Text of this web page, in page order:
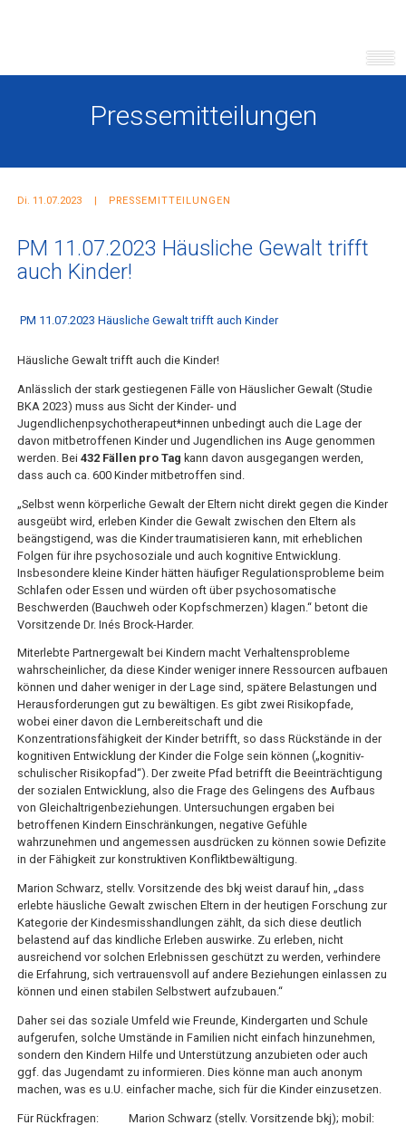
Pressemitteilungen
Di. 11.07.2023 PRESSEMITTEILUNGEN
PM 11.07.2023 Häusliche Gewalt trifft
auch Kinder!
PM 11.07.2023 Häusliche Gewalt trifft auch Kinder
Häusliche Gewalt trifft auch die Kinder!
Anlässlich der stark gestiegenen Fälle von Häuslicher Gewalt (Studie
BKA 2023) muss aus Sicht der Kinder- und
Jugendlichenpsychotherapeut*innen unbedingt auch die Lage der
davon mitbetroffenen Kinder und Jugendlichen ins Auge genommen
werden. Bei432 Fällen pro Tag kann davon ausgegangen werden,
dass auch ca. 600 Kinder mitbetroffen sind.
„Selbst wenn körperliche Gewalt der Eltern nicht direkt gegen die Kinder
ausgeübt wird, erleben Kinder die Gewalt zwischen den Eltern als
beängstigend, was die Kinder traumatisieren kann, mit erheblichen
Folgen für ihre psychosoziale und auch kognitive Entwicklung.
Insbesondere kleine Kinder hätten häufiger Regulationsprobleme beim
Schlafen oder Essen und würden oft über psychosomatische
Beschwerden (Bauchweh oder Kopfschmerzen) klagen.“ betont die
Vorsitzende Dr. Inés Brock-Harder.
Miterlebte Partnergewalt bei Kindern macht Verhaltensprobleme
wahrscheinlicher, da diese Kinder weniger innere Ressourcen aufbauen
können und daher weniger in der Lage sind, spätere Belastungen und
Herausforderungen gut zu bewältigen. Es gibt zwei Risikopfade,
wobei einer davon die Lernbereitschaft und die
Konzentrationsfähigkeit der Kinder betrifft, so dass Rückstände in der
kognitiven Entwicklung der Kinder die Folge sein können („kognitiv-
schulischer Risikopfad“). Der zweite Pfad betrifft die Beeinträchtigung
der sozialen Entwicklung, also die Frage des Gelingens des Aufbaus
von Gleichaltrigenbeziehungen. Untersuchungen ergaben bei
betroffenen Kindern Einschränkungen, negative Gefühle
wahrzunehmen und angemessen ausdrücken zu können sowie Defizite
in der Fähigkeit zur konstruktiven Konfliktbewältigung.
Marion Schwarz, stellv. Vorsitzende des bkj weist darauf hin, „dass
erlebte häusliche Gewalt zwischen Eltern in der heutigen Forschung zur
Kategorie der Kindesmisshandlungen zählt, da sich diese deutlich
belastend auf das kindliche Erleben auswirke. Zu erleben, nicht
ausreichend vor solchen Erlebnissen geschützt zu werden, verhindere
die Erfahrung, sich vertrauensvoll auf andere Beziehungen einlassen zu
können und einen stabilen Selbstwert aufzubauen.“
Daher sei das soziale Umfeld wie Freunde, Kindergarten und Schule
aufgerufen, solche Umstände in Familien nicht einfach hinzunehmen,
sondern den Kindern Hilfe und Unterstützung anzubieten oder auch
ggf. das Jugendamt zu informieren. Dies könne man auch anonym
machen, was es u.U. einfacher mache, sich für die Kinder einzusetzen.
Für Rückfragen: Marion Schwarz (stellv. Vorsitzende bkj); mobil: